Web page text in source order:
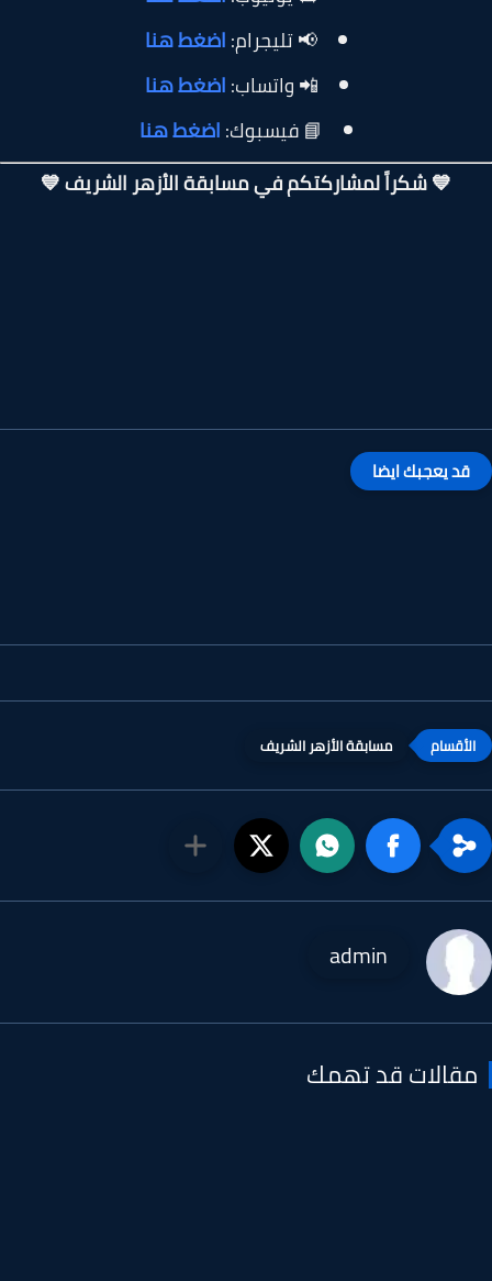
📢 تليجرام:اضغط هنا
📲 واتساب:اضغط هنا
📘 فيسبوك:اضغط هنا
💙 شكراً لمشاركتكم في مسابقة الأزهر الشريف 💙
قد يعجبك ايضا
مسابقة الأزهر الشريف
admin
قد تهمك